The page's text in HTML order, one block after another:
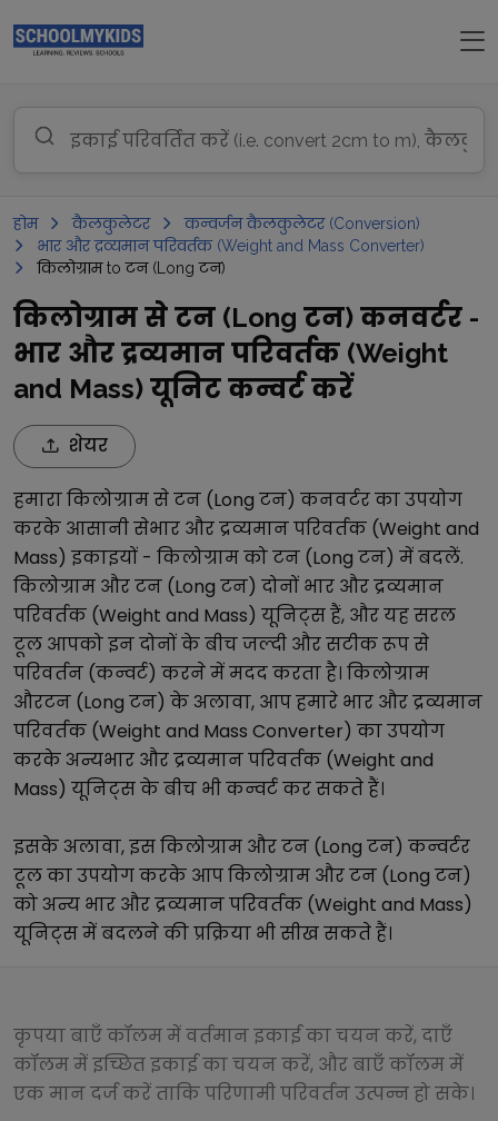
होम कैलकुलेटर
कन्वर्जन कैलकुलेटर (Conversion)
भार और द्रव्यमान परिवर्तक (Weight and Mass Converter)
किलोग्राम to टन (Long टन)
किलोग्राम से टन (Long टन) कनवर्टर -
भार और द्रव्यमान परिवर्तक (Weight
and Mass) यूनिट कन्वर्ट करें
शेयर
हमाराकिलोग्रामसेटन (Long टन) कनवर्टर का उपयोग
करके आसानी सेभार और द्रव्यमान परिवर्तक (Weight and
Mass) इकाइयों - किलोग्रामकोटन (Long टन) में बदलें.
किलोग्राम औरटन (Long टन) दोनों भार और द्रव्यमान
परिवर्तक (Weight and Mass) यूनिट्स हैं, और यह सरल
टूल आपको इन दोनों के बीच जल्दी और सटीक रूप से
परिवर्तन (कन्वर्ट) करने में मदद करता है। किलोग्राम
औरटन (Long टन) के अलावा, आप हमारे भार और द्रव्यमान
परिवर्तक (Weight and Mass Converter) का उपयोग
करके अन्यभार और द्रव्यमान परिवर्तक (Weight and
Mass) यूनिट्स के बीच भी कन्वर्ट कर सकते हैं।
इसके अलावा, इसकिलोग्राम औरटन (Long टन) कन्वर्टर
टूल का उपयोग करके आपकिलोग्राम औरटन (Long टन)
को अन्य भार और द्रव्यमान परिवर्तक (Weight and Mass)
यूनिट्स में बदलने की प्रक्रिया भी सीख सकते हैं।
कृपया बाएँ कॉलम में वर्तमान इकाई का चयन करें, दाएँ
कॉलम में इच्छित इकाई का चयन करें, और बाएँ कॉलम में
एक मान दर्ज करें ताकि परिणामी परिवर्तन उत्पन्न हो सके।